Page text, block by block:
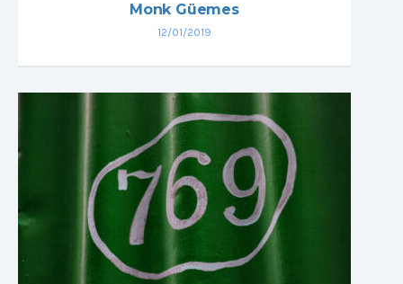
Monk Güemes
12/01/2019